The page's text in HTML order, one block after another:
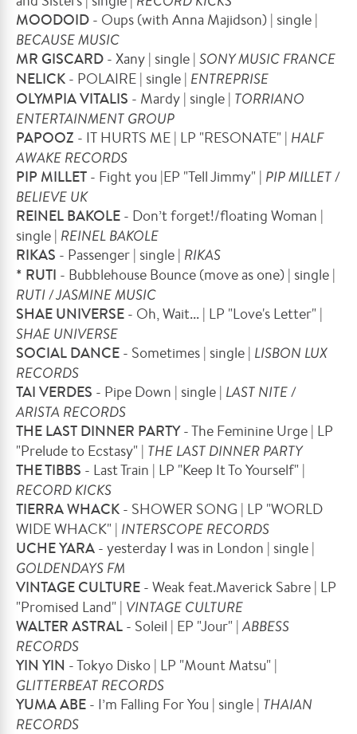
MOODOID - Oups (with Anna Majidson) | single |
BECAUSE MUSIC
MR GISCARD - Xany | single | SONY MUSIC FRANCE
NELICK - POLAIRE | single | ENTREPRISE
OLYMPIA VITALIS - Mardy | single | TORRIANO
ENTERTAINMENT GROUP
PAPOOZ - IT HURTS ME | LP "RESONATE" | HALF
AWAKE RECORDS
PIP MILLET - Fight you |EP "Tell Jimmy" | PIP MILLET /
BELIEVE UK
REINEL BAKOLE - Don’t forget!/floating Woman |
single | REINEL BAKOLE
RIKAS - Passenger | single | RIKAS
* RUTI - Bubblehouse Bounce (move as one) | single |
RUTI / JASMINE MUSIC
SHAE UNIVERSE - Oh, Wait... | LP "Love's Letter" |
SHAE UNIVERSE
SOCIAL DANCE - Sometimes | single | LISBON LUX
RECORDS
TAI VERDES - Pipe Down | single | LAST NITE /
ARISTA RECORDS
THE LAST DINNER PARTY- The Feminine Urge | LP
"Prelude to Ecstasy" | THE LAST DINNER PARTY
THE TIBBS - Last Train | LP "Keep It To Yourself" |
RECORD KICKS
TIERRA WHACK - SHOWER SONG | LP "WORLD
WIDE WHACK" | INTERSCOPE RECORDS
UCHE YARA - yesterday I was in London | single |
GOLDENDAYS FM
VINTAGE CULTURE - Weak feat.Maverick Sabre | LP
"Promised Land" | VINTAGE CULTURE
WALTER ASTRAL - Soleil | EP "Jour" |ABBESS
RECORDS
YIN YIN - Tokyo Disko | LP "Mount Matsu" |
GLITTERBEAT RECORDS
YUMA ABE - I’m Falling For You | single | THAIAN
RECORDS